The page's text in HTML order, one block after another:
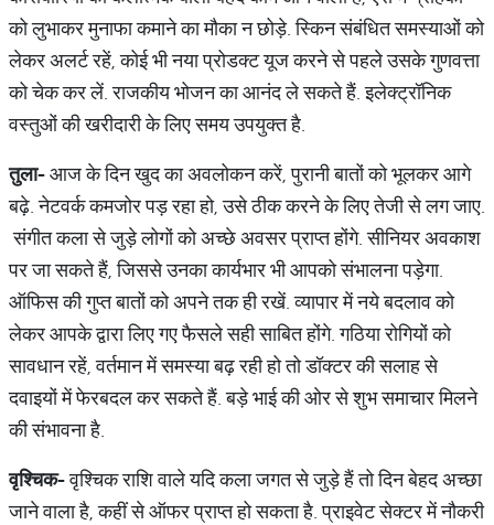
को लुभाकर मुनाफा कमाने का मौका न छोड़े. स्किन संबंधित समस्याओं को
लेकर अलर्ट रहें, कोई भी नया प्रोडक्ट यूज करने से पहले उसके गुणवत्ता
को चेक कर लें. राजकीय भोजन का आनंद ले सकते हैं. इलेक्ट्रॉनिक
वस्तुओं की खरीदारी के लिए समय उपयुक्त है.
तुला-आज के दिन खुद का अवलोकन करें, पुरानी बातों को भूलकर आगे
बढ़े. नेटवर्क कमजोर पड़ रहा हो, उसे ठीक करने के लिए तेजी से लग जाए.
संगीत कला से जुड़े लोगों को अच्छे अवसर प्राप्त होंगे. सीनियर अवकाश
पर जा सकते हैं, जिससे उनका कार्यभार भी आपको संभालना पड़ेगा.
ऑफिस की गुप्त बातों को अपने तक ही रखें. व्यापार में नये बदलाव को
लेकर आपके द्वारा लिए गए फैसले सही साबित होंगे. गठिया रोगियों को
सावधान रहें, वर्तमान में समस्या बढ़ रही हो तो डॉक्टर की सलाह से
दवाइयों में फेरबदल कर सकते हैं. बड़े भाई की ओर से शुभ समाचार मिलने
की संभावना है.
वृश्चिक-वृश्चिक राशि वाले यदि कला जगत से जुड़े हैं तो दिन बेहद अच्छा
जाने वाला है, कहीं से ऑफर प्राप्त हो सकता है. प्राइवेट सेक्टर में नौकरी